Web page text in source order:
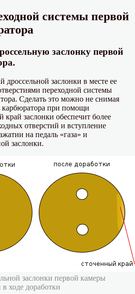
системы первой
заслонку первой
дроссельной заслонки в месте ее
переходной системы
Сделать это можно не снимая
карбюратора при помощи
заслонки обеспечит более
отверстий и вступление
на педаль «газа» и
заслонки.
заслонки первой камеры
ходе доработки